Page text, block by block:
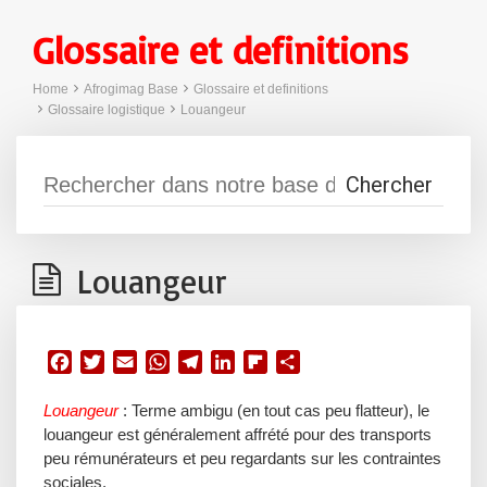
Glossaire et definitions
Home Afrogimag Base
Glossaire et definitions
Glossaire logistique
Louangeur
Louangeur
c
e
b
i
t
t
a
i
l
W
a
t
s
l
e
g
n
k
e
i
p
b
r
t
a
Louangeur: Terme ambigu (en tout cas peu flatteur), le
louangeur est généralement affrété pour des transports
peu rémunérateurs et peu regardants sur les contraintes
sociales.